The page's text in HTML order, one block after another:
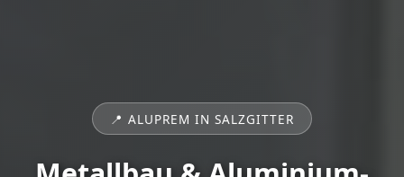
📍 ALUPREM IN SALZGITTER